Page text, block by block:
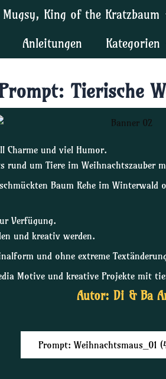
Mugsy, King of the Kratzbaum
Anleitungen Kategorien
Tierische
Charme und viel Humor.
um Tiere im Weihnachtszauber
Baum Rehe im
Verfügung.
und kreativ werden.
und ohne extreme
Motive und kreative Projekte mit
Autor: Di & Ba
Prompt: Weihnachtsmaus_01